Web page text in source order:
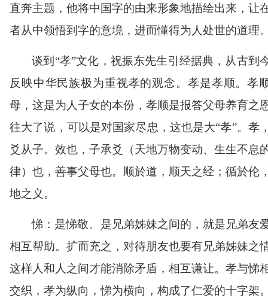
直奔主题，他将中国字的由来形象地描绘出来，让
者从中领悟到字的意境，进而懂得为人处世的道理
谈到 “孝”文化，祝振东先生引经据典，从古到
反映中华民族极为重视孝的观念。孝是孝顺。孝
母，这是为人子女的本份，孝顺是报答父母养育之
往大了说，可以是对国家尽忠，这也是大“孝”。孝
爻从子。效也，子承爻（天地万物变动、生生不息
律）也，善事父母也。顺於道，顺天之经；循於伦
地之义。
悌：是悌敬。是兄弟姊妹之间的，就是兄弟友
相互帮助。扩而充之，对待朋友也要有兄弟姊妹之
这样人和人之间才能消除矛盾，相互谦让。孝与悌
交织，孝为纵向，悌为横向，构成了仁爱的十字架